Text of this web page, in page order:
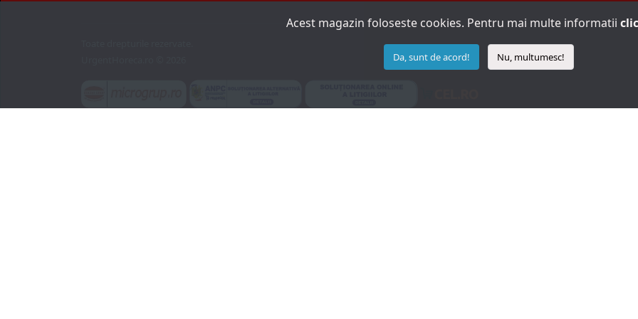
Acest magazin foloseste cookies. Pentru mai multe informatii
Da, sunt de acord! Nu, multumesc!